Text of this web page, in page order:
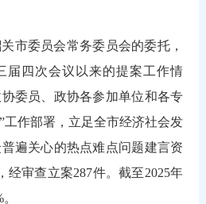
市委员会常务委员会的委托，
届四次会议以来的提案工作情
委员、政协各参加单位和各专
工作部署，立足全市经济社会发
遍关心的热点难点问题建言资
经审查立案287件。截至2025年